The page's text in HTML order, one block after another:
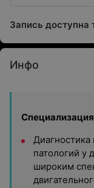
Запись доступна
Инфо
патологий у
широким